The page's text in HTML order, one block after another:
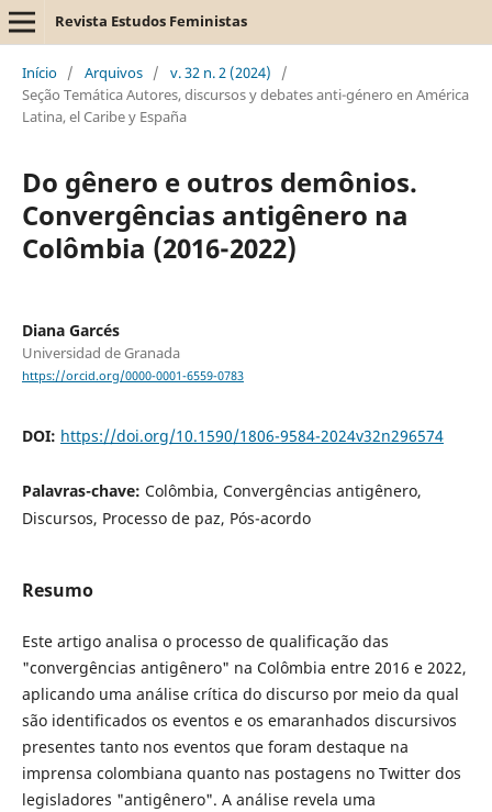
Revista Estudos Feministas
Início / Arquivos / v. 32 n. 2 (2024)
/
Seção Temática Autores, discursos y debates anti-género en América
Latina, el Caribe y España
Do gênero e outros demônios.
Convergências antigênero na
Colômbia (2016-2022)
Diana Garcés
Universidad de Granada
https://orcid.org/0000-0001-6559-0783
DOI: https://doi.org/10.1590/1806-9584-2024v32n296574
Palavras-chave: Colômbia, Convergências antigênero,
Discursos, Processo de paz, Pós-acordo
Resumo
Este artigo analisa o processo de qualificação das
"convergências antigênero" na Colômbia entre 2016 e 2022,
aplicando uma análise crítica do discurso por meio da qual
são identificados os eventos e os emaranhados discursivos
presentes tanto nos eventos que foram destaque na
imprensa colombiana quanto nas postagens no Twitter dos
legisladores "antigênero". A análise revela uma